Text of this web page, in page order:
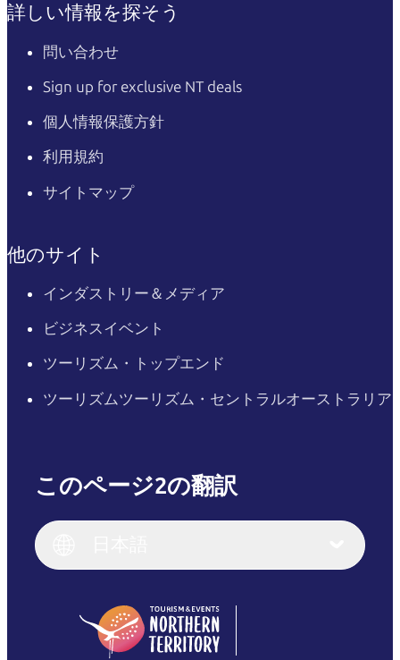
詳しい情報を探そう
問い合わせ
Sign up for exclusive NT deals
個人情報保護方針
利用規約
サイトマップ
他のサイト
インダストリー＆メディア
ビジネスイベント
ツーリズム・トップエンド
ツーリズムツーリズム・セントラルオーストラリア
このページ2の翻訳
English (US)
English
(Singapore)
繁體中文